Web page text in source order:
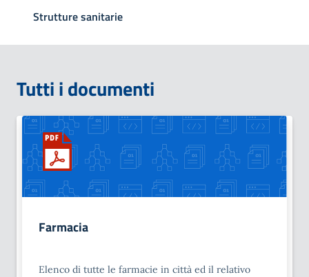
Strutture sanitarie
Tutti i documenti
Farmacia
Elenco di tutte le farmacie in città ed il relativo